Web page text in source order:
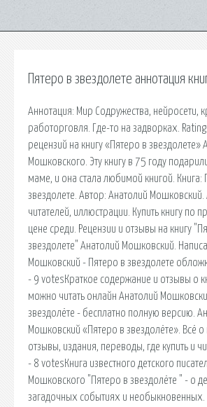
Пятеро в звездолете аннотация
Аннотация: Мир Содружества, нейросети,
работорговля. Где-то на задворках.
рецензий на книгу «Пятеро в звездолете»
Мошковского. Эту книгу в 75 году
маме, и она стала любимой книгой. Книга:
звездолете. Автор: Анатолий
читателей, иллюстрации. Купить книгу по
цене среди. Рецензии и отзывы на книгу
звездолете" Анатолий Мошковский.
Мошковский - Пятеро в звездолете
- 9 votesКраткое содержание и отзывы о
можно читать онлайн Анатолий
звездолёте - бесплатно полную версию.
Мошковский «Пятеро в звездолёте». Всё о
отзывы, издания, переводы, где купить и
- 8 votesКнига известного детского
Мошковского "Пятеро в звездолёте " - о
загадочных событиях и